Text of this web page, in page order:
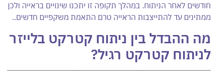
חודשים לאחר הניתוח. במהלך תקופה זו יתכנו שינויים בראייה ולכן
ממתינים עד להתייצבות הראייה טרם התאמת משקפיים חדשים..
מה ההבדל בין ניתוח קטרקט בלייזר
לניתוח קטרקט רגיל?